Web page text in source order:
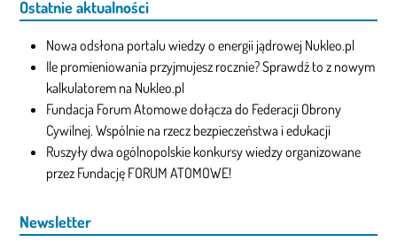
Ostatnie aktualności
Nowa odsłona portalu wiedzy o energii jądrowej Nukleo.pl
Ile promieniowania przyjmujesz rocznie? Sprawdź to z nowym
kalkulatorem na Nukleo.pl
Fundacja Forum Atomowe dołącza do Federacji Obrony
Cywilnej. Wspólnie na rzecz bezpieczeństwa i edukacji
Ruszyły dwa ogólnopolskie konkursy wiedzy organizowane
przez Fundację FORUM ATOMOWE!
Newsletter